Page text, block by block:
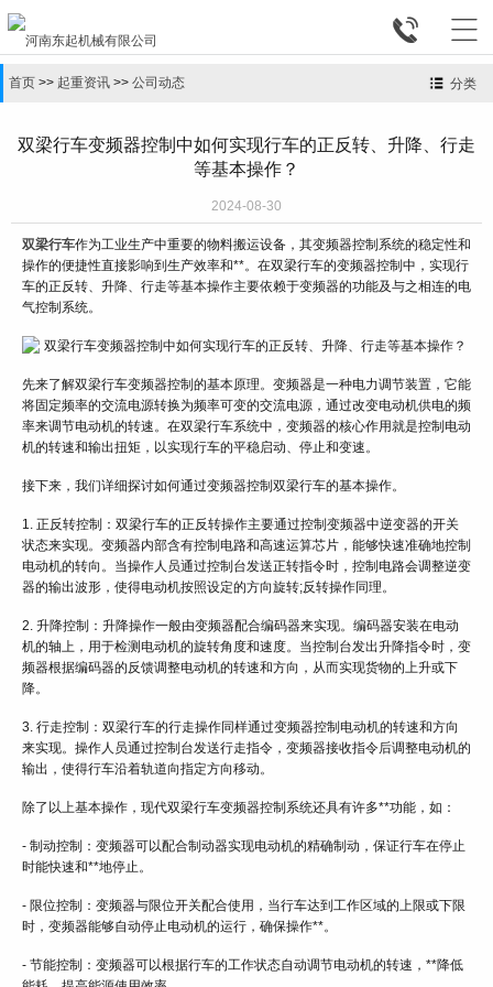


分类
首页 >> 起重资讯 >> 公司动态
双梁行车变频器控制中如何实现行车的正反转、升降、行走
等基本操作？
2024-08-30
双梁行车作为工业生产中重要的物料搬运设备，其变频器控制系统的稳定性和
操作的便捷性直接影响到生产效率和**。在双梁行车的变频器控制中，实现行
车的正反转、升降、行走等基本操作主要依赖于变频器的功能及与之相连的电
气控制系统。
先来了解双梁行车变频器控制的基本原理。变频器是一种电力调节装置，它能
将固定频率的交流电源转换为频率可变的交流电源，通过改变电动机供电的频
率来调节电动机的转速。在双梁行车系统中，变频器的核心作用就是控制电动
机的转速和输出扭矩，以实现行车的平稳启动、停止和变速。
接下来，我们详细探讨如何通过变频器控制双梁行车的基本操作。
1. 正反转控制：双梁行车的正反转操作主要通过控制变频器中逆变器的开关
状态来实现。变频器内部含有控制电路和高速运算芯片，能够快速准确地控制
电动机的转向。当操作人员通过控制台发送正转指令时，控制电路会调整逆变
器的输出波形，使得电动机按照设定的方向旋转;反转操作同理。
2. 升降控制：升降操作一般由变频器配合编码器来实现。编码器安装在电动
机的轴上，用于检测电动机的旋转角度和速度。当控制台发出升降指令时，变
频器根据编码器的反馈调整电动机的转速和方向，从而实现货物的上升或下
降。
3. 行走控制：双梁行车的行走操作同样通过变频器控制电动机的转速和方向
来实现。操作人员通过控制台发送行走指令，变频器接收指令后调整电动机的
输出，使得行车沿着轨道向指定方向移动。
除了以上基本操作，现代双梁行车变频器控制系统还具有许多**功能，如：
- 制动控制：变频器可以配合制动器实现电动机的精确制动，保证行车在停止
时能快速和**地停止。
- 限位控制：变频器与限位开关配合使用，当行车达到工作区域的上限或下限
时，变频器能够自动停止电动机的运行，确保操作**。
- 节能控制：变频器可以根据行车的工作状态自动调节电动机的转速，**降低